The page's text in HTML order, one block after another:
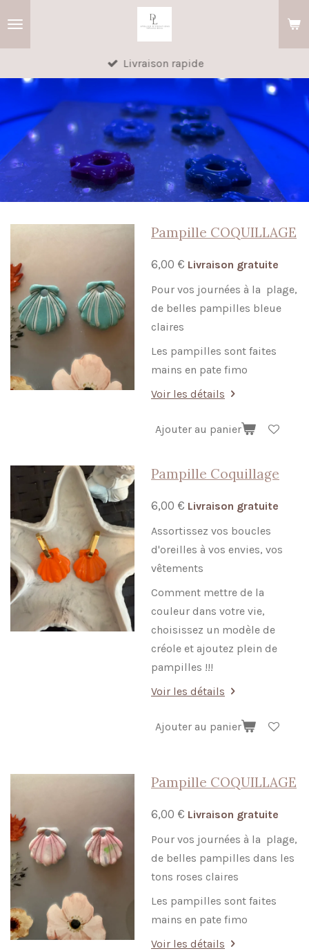
Livraison rapide
Pampille COQUILLAGE
6,00 € Livraison gratuite
Pour vos journées à la plage,
de belles pampilles bleue
claires
Les pampilles sont faites
mains en pate fimo
Voir les détails
Ajouter au panier
Pampille Coquillage
6,00 € Livraison gratuite
Assortissez vos boucles
d'oreilles à vos envies, vos
vêtements
Comment mettre de la
couleur dans votre vie,
choisissez un modèle de
créole et ajoutez plein de
pampilles !!!
Voir les détails
Ajouter au panier
Pampille COQUILLAGE
6,00 € Livraison gratuite
Pour vos journées à la plage,
de belles pampilles dans les
tons roses claires
Les pampilles sont faites
mains en pate fimo
Voir les détails